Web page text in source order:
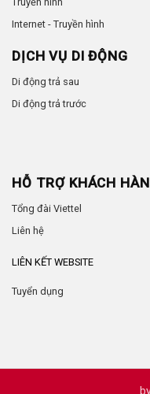
Internet - Truyền hình
DỊCH VỤ DI ĐỘNG
Di động trả sau
Di động trả trước
HỖ TRỢ KHÁCH
Tổng đài Viettel
Liên hệ
LIÊN KẾT WEBSITE
Tuyển dụng